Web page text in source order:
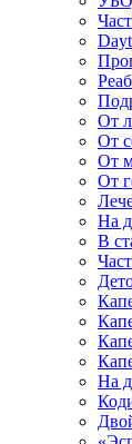
От
От
От
От
На
В
На